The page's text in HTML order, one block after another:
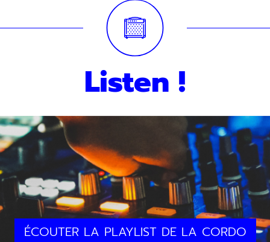
Listen !
ÉCOUTER LA PLAYLIST DE LA CORDO